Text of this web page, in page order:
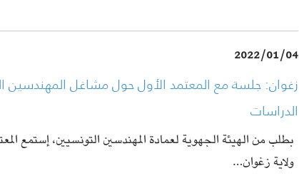
2022/01/04
زغوان: جلسة مع المعتمد الأول حول مشاغل المهندسين
الدراسات
بطلب من الهيئة الجهوية لعمادة المهندسين التونسيين، إستمع
ولاية زغوان…